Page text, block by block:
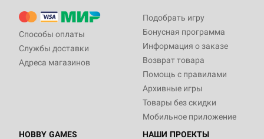
Способы оплаты
Службы доставки
Адреса магазинов
Подобрать игру
Бонусная программа
Информация о заказе
Возврат товара
Помощь с правилами
Архивные игры
Товары без скидки
Мобильное приложение
HOBBY GAMES
НАШИ ПРОЕКТЫ